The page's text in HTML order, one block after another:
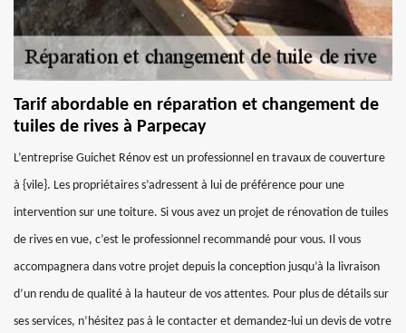
Tarif abordable en réparation et changement de
tuiles de rives à Parpecay
L’entreprise Guichet Rénov est un professionnel en travaux de couverture
à {vile}. Les propriétaires s’adressent à lui de préférence pour une
intervention sur une toiture. Si vous avez un projet de rénovation de tuiles
de rives en vue, c’est le professionnel recommandé pour vous. Il vous
accompagnera dans votre projet depuis la conception jusqu’à la livraison
d’un rendu de qualité à la hauteur de vos attentes. Pour plus de détails sur
ses services, n’hésitez pas à le contacter et demandez-lui un devis de votre